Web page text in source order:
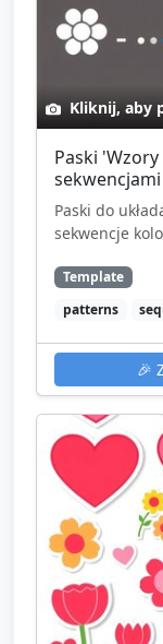
Kliknij, aby
Paski
sekwencjami
Paski do
sekwencje
Template
patterns
🎉